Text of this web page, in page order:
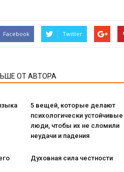
Facebook Twitter
ОТ АВТОРА
5 вещей, которые делают
психологически устойчивые
люди, чтобы их не сломили
неудачи и падения
Духовная сила честности